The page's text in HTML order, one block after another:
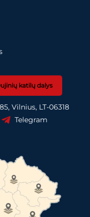
katilų dalys
Vilnius, LT-06318
Telegram